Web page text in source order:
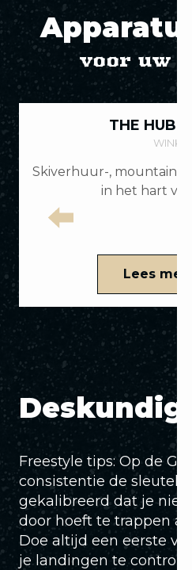
voor uw
THE HUB –
Skiverhuur-,
in het hart
Lees
Deskundig
Freestyle tips: Op de
consistentie de sleutel.
gekalibreerd dat je niet
door hoeft te trappen
Doe altijd een eerste
je landingen te